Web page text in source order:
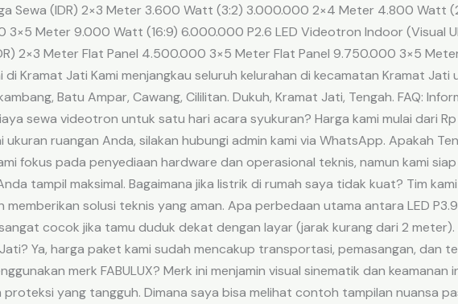
Sewa (IDR) 2×3 Meter 3.600 Watt (3:2) 3.000.000 2×4 Meter 4.800 Watt
Meter 9.000 Watt (16:9) 6.000.000 P2.6 LED Videotron Indoor (Visual
2×3 Meter Flat Panel 4.500.000 3×5 Meter Flat Panel 9.750.000 3×5
di Kramat Jati Kami menjangkau seluruh kelurahan di kecamatan Kramat Jati
Batu Ampar, Cawang, Cililitan. Dukuh, Kramat Jati, Tengah. FAQ:
sewa videotron untuk satu hari acara syukuran? Harga kami mulai dari
ruangan Anda, silakan hubungi admin kami via WhatsApp. Apakah
fokus pada penyediaan hardware dan operasional teknis, namun kami
tampil maksimal. Bagaimana jika listrik di rumah saya tidak kuat? Tim
solusi teknis yang aman. Apa perbedaan utama antara LED P3.9
cocok jika tamu duduk dekat dengan layar (jarak kurang dari 2
Ya, harga paket kami sudah mencakup transportasi, pemasangan, dan
merk FABULUX? Merk ini menjamin visual sinematik dan keamanan
yang tangguh. Dimana saya bisa melihat contoh tampilan nuansa